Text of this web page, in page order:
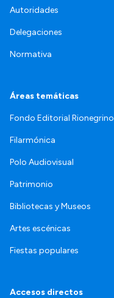
Autoridades
Delegaciones
Normativa
Áreas temáticas
Fondo Editorial Rionegrino
Filarmónica
Polo Audiovisual
Patrimonio
Bibliotecas y Museos
Artes escénicas
Fiestas populares
Accesos directos